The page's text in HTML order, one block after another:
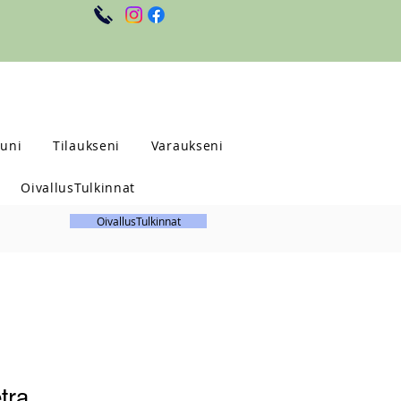
Tilaukseni Varaukseni
OivallusTulkinnat
OivallusTulkinnat